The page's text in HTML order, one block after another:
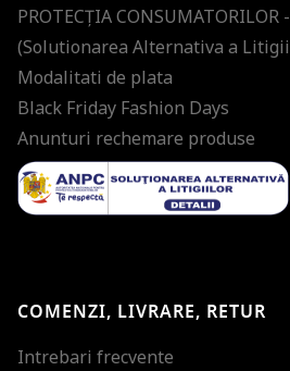
PROTECŢIA CONSUMATORILOR -
(Solutionarea Alternativa a
Modalitati de plata
Black Friday Fashion Days
Anunturi rechemare produse
COMENZI, LIVRARE, RETUR
Intrebari frecvente